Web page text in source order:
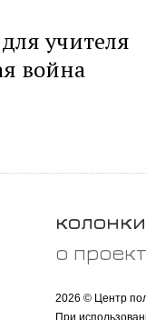
учителя
война
колонки
о
2026 © Центр
При